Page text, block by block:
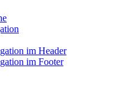
im Header
im Footer